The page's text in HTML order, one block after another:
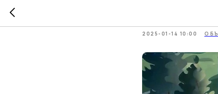
2025-01-14 10:00